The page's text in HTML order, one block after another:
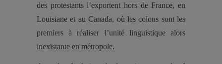
des protestants l’exportent hors de France, en
Louisiane et au Canada, où les colons sont les
premiers à réaliser l’unité linguistique alors
inexistante en métropole.